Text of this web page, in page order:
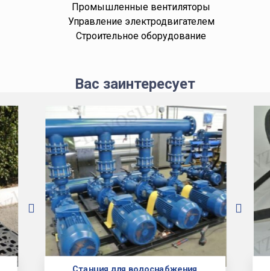
Промышленные вентиляторы
Управление электродвигателем
Строительное оборудование
Вас заинтересует